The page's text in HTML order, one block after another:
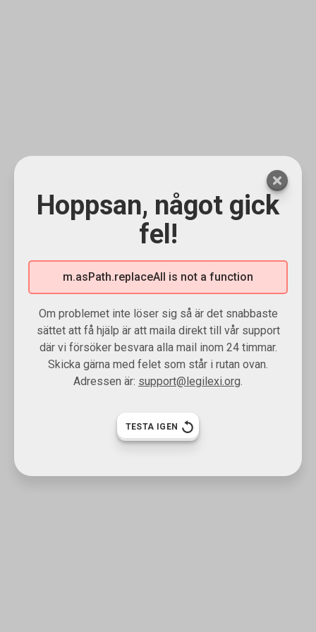
Hoppsan, något gick
fel!
m.asPath.replaceAll is not a function
Om problemet inte löser sig så är det snabbaste
sättet att få hjälp är att maila direkt till vår support
där vi försöker besvara alla mail inom 24 timmar.
Skicka gärna med felet som står i rutan ovan.
Adressen är: support@legilexi.org.
TESTA IGEN